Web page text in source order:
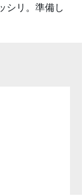
シリ。準備し